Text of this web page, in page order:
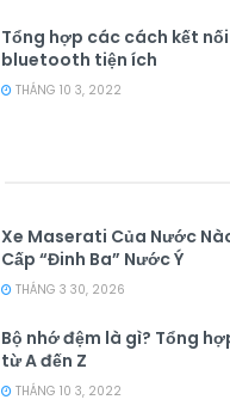
Tổng hợp các cách kết
bluetooth tiện ích
THÁNG 10 3, 2022
Xe Maserati Của Nước
Cấp “Đinh Ba” Nước Ý
THÁNG 3 30, 2026
Bộ nhớ đệm là gì? Tổng
từ A đến Z
THÁNG 10 3, 2022